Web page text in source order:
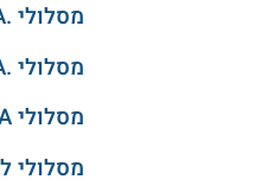
מסלולי .B.A במדעי החברה
מסלולי .B.A ו – MA בעיצוב ובאדריכלות
מסלולי MA במדעי החברה
מסלולי